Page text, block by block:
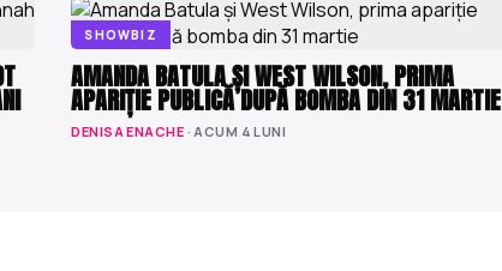
SHOWBIZ
AMANDA BATULA ȘI WEST WILSON, PRIMA
APARIȚIE PUBLICĂ DUPĂ BOMBA DIN 31 MARTIE
DENISA ENACHE · ACUM 4 LUNI